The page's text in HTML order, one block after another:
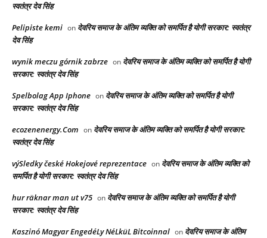
स्वतंत्र देव सिंह
Pelipiste kemi on देवरिय समाज के अंतिम व्यक्ति को समर्पित है योगी सरकार: स्वतंत्र
देव सिंह
wynik meczu górnik zabrze on देवरिय समाज के अंतिम व्यक्ति को समर्पित है योगी
सरकार: स्वतंत्र देव सिंह
Spelbolag App Iphone on देवरिय समाज के अंतिम व्यक्ति को समर्पित है योगी
सरकार: स्वतंत्र देव सिंह
ecozenenergy.Com on देवरिय समाज के अंतिम व्यक्ति को समर्पित है योगी सरकार:
स्वतंत्र देव सिंह
výSledky české Hokejové reprezentace on देवरिय समाज के अंतिम व्यक्ति को
समर्पित है योगी सरकार: स्वतंत्र देव सिंह
hur räknar man ut v75 on देवरिय समाज के अंतिम व्यक्ति को समर्पित है योगी
सरकार: स्वतंत्र देव सिंह
Kaszinó Magyar EngedéLy NéLküL Bitcoinnal on देवरिय समाज के अंतिम